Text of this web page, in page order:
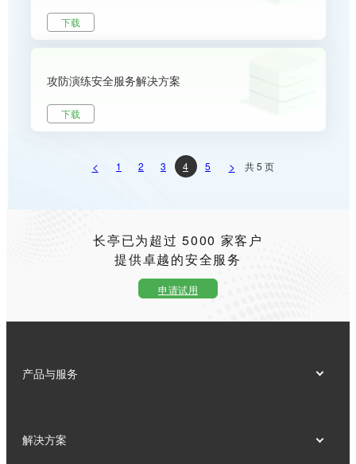
下载
攻防演练安全服务解决方案
下载
< 1 2 3 4 5 > 共 5 页
长亭已为超过 5000 家客户
提供卓越的安全服务
申请试用
产品与服务
解决方案